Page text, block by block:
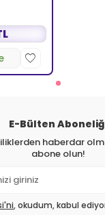
E-Bülten
haberdar
abone olun!
, okudum, kabul